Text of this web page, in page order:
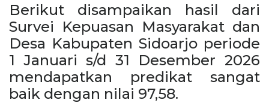
Berikut disampaikan hasil dari
Survei Kepuasan Masyarakat dan
Desa Kabupaten Sidoarjo periode
1 Januari s/d 31 Desember 2026
mendapatkan predikat sangat
baik dengan nilai 97,58.